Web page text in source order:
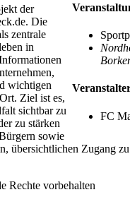
FC
der
Die
zentrale
in
wichtigen
Ziel ist es,
sichtbar zu
zu stärken
sowie
übersichtlichen Zugang
Rechte vorbehalten